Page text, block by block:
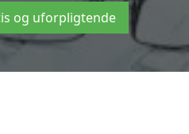
og uforpligtende